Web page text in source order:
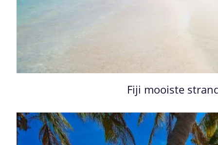
Fiji mooiste